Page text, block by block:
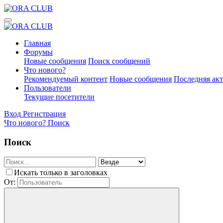
Главная
Форумы
Новые сообщения Поиск сообщений
Что нового?
Рекомендуемый контент Новые сообщения Последняя
Пользователи
Текущие посетители
Вход Регистрация
Что нового? Поиск
Поиск
Искать только в заголовках
От: